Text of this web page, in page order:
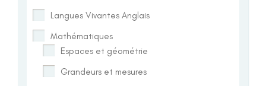
Langues Vivantes Anglais
Mathématiques
Espaces et géométrie
Grandeurs et mesures